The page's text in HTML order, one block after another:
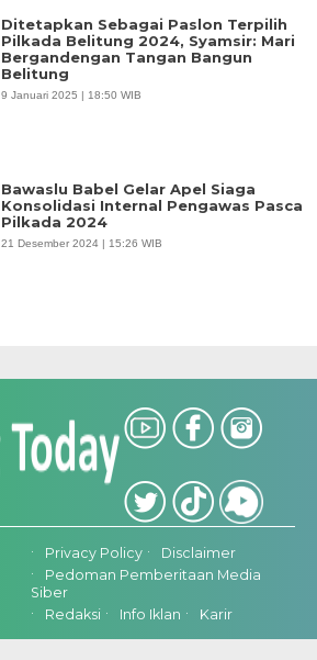
Ditetapkan Sebagai Paslon Terpilih
Pilkada Belitung 2024, Syamsir: Mari
Bergandengan Tangan Bangun
Belitung
9 Januari 2025 | 18:50 WIB
Bawaslu Babel Gelar Apel Siaga
Konsolidasi Internal Pengawas Pasca
Pilkada 2024
21 Desember 2024 | 15:26 WIB
Privacy Policy
Disclaimer
Pedoman Pemberitaan Media
Siber
Redaksi
Info Iklan Karir